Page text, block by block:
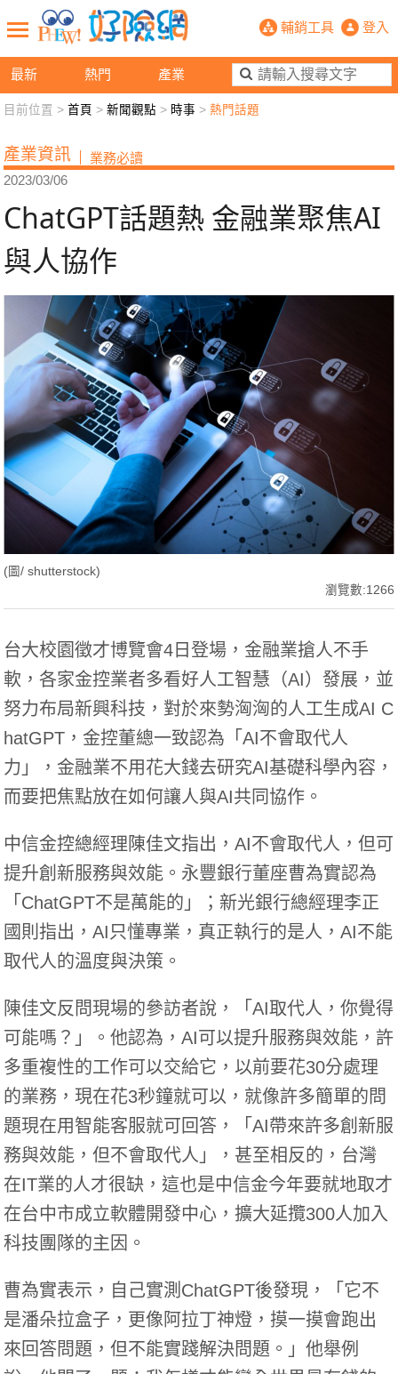
最新 熱門 產業
ChatGPT話題熱 金融業聚焦AI與
輔銷工具 登入
新聞觀點 業務交流 好險懂生活
退休先準備 好險學堂 輔銷工具 活動專區
目前位置 >首頁 >新聞觀點 > 時事 >熱門話題
產業資訊 業務必讀
2023/03/06
ChatGPT話題熱 金融業聚焦AI
與人協作
(圖/ shutterstock)
瀏覽數:1266
台大校園徵才博覽會4日登場，金融業搶人不手
軟，各家金控業者多看好人工智慧（AI）發展，並
努力布局新興科技，對於來勢洶洶的人工生成AI C
hatGPT，金控董總一致認為「AI不會取代人
力」，金融業不用花大錢去研究AI基礎科學內容，
而要把焦點放在如何讓人與AI共同協作。
中信金控總經理陳佳文指出，AI不會取代人，但可
提升創新服務與效能。永豐銀行董座曹為實認為
「ChatGPT不是萬能的」；新光銀行總經理李正
國則指出，AI只懂專業，真正執行的是人，AI不能
取代人的溫度與決策。
陳佳文反問現場的參訪者說，「AI取代人，你覺得
可能嗎？」。他認為，AI可以提升服務與效能，許
多重複性的工作可以交給它，以前要花30分處理
的業務，現在花3秒鐘就可以，就像許多簡單的問
題現在用智能客服就可回答，「AI帶來許多創新服
務與效能，但不會取代人」，甚至相反的，台灣
在IT業的人才很缺，這也是中信金今年要就地取才
在台中市成立軟體開發中心，擴大延攬300人加入
科技團隊的主因。
曹為實表示，自己實測ChatGPT後發現，「它不
是潘朵拉盒子，更像阿拉丁神燈，摸一摸會跑出
來回答問題，但不能實踐解決問題。」他舉例